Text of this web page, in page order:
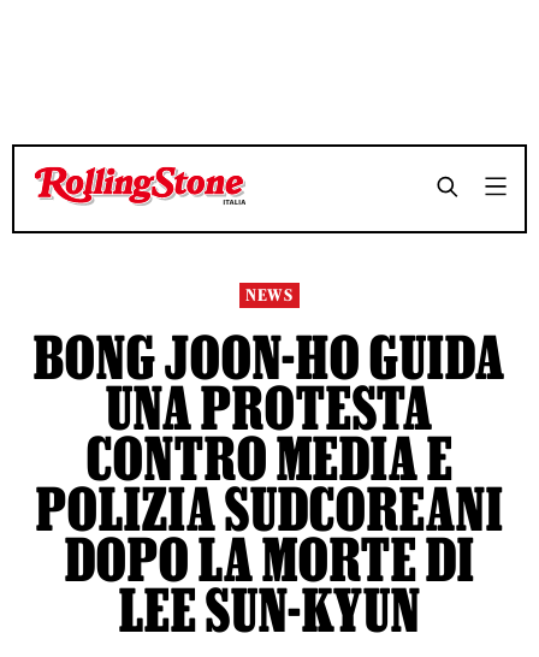
TEMPO DI LETTURA 4 MINUTI SHARE
TEMPO DI LETTURA 4 MINUTI SHARE
NEWS
BONG JOON-HO GUIDA
UNA PROTESTA
CONTRO MEDIA E
POLIZIA SUDCOREANI
DOPO LA MORTE DI
LEE SUN-KYUN